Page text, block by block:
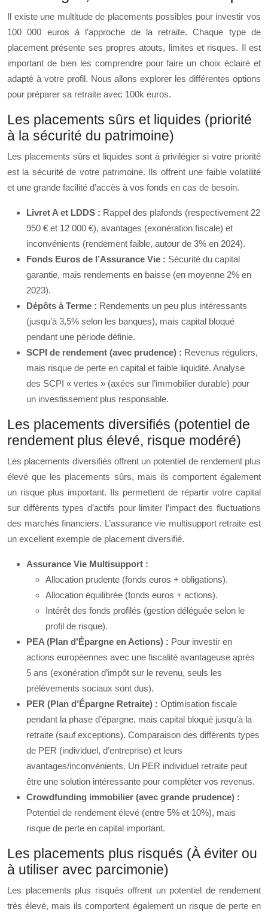
Il existe une multitude de placements possibles pour investir vos
100 000 euros à l’approche de la retraite. Chaque type de
placement présente ses propres atouts, limites et risques. Il est
important de bien les comprendre pour faire un choix éclairé et
adapté à votre profil. Nous allons explorer les différentes options
pour préparer sa retraite avec 100k euros.
Les placements sûrs et liquides (priorité
à la sécurité du patrimoine)
Les placements sûrs et liquides sont à privilégier si votre priorité
est la sécurité de votre patrimoine. Ils offrent une faible volatilité
et une grande facilité d’accès à vos fonds en cas de besoin.
Livret A et LDDS : Rappel des plafonds (respectivement 22
950 € et 12 000 €), avantages (exonération fiscale) et
inconvénients (rendement faible, autour de 3% en 2024).
Fonds Euros de l’Assurance Vie : Sécurité du capital
garantie, mais rendements en baisse (en moyenne 2% en
2023).
Dépôts à Terme : Rendements un peu plus intéressants
(jusqu’à 3,5% selon les banques), mais capital bloqué
pendant une période définie.
SCPI de rendement (avec prudence) : Revenus réguliers,
mais risque de perte en capital et faible liquidité. Analyse
des SCPI « vertes » (axées sur l’immobilier durable) pour
un investissement plus responsable.
Les placements diversifiés (potentiel de
rendement plus élevé, risque modéré)
Les placements diversifiés offrent un potentiel de rendement plus
élevé que les placements sûrs, mais ils comportent également
un risque plus important. Ils permettent de répartir votre capital
sur différents types d’actifs pour limiter l’impact des fluctuations
des marchés financiers. L’assurance vie multisupport retraite est
un excellent exemple de placement diversifié.
Assurance Vie Multisupport :
Allocation prudente (fonds euros + obligations).
Allocation équilibrée (fonds euros + actions).
Intérêt des fonds profilés (gestion déléguée selon le
profil de risque).
PEA (Plan d’Épargne en Actions) : Pour investir en
actions européennes avec une fiscalité avantageuse après
5 ans (exonération d’impôt sur le revenu, seuls les
prélèvements sociaux sont dus).
PER (Plan d’Épargne Retraite) : Optimisation fiscale
pendant la phase d’épargne, mais capital bloqué jusqu’à la
retraite (sauf exceptions). Comparaison des différents types
de PER (individuel, d’entreprise) et leurs
avantages/inconvénients. Un PER individuel retraite peut
être une solution intéressante pour compléter vos revenus.
Crowdfunding immobilier (avec grande prudence) :
Potentiel de rendement élevé (entre 5% et 10%), mais
risque de perte en capital important.
Les placements plus risqués (À éviter ou
à utiliser avec parcimonie)
Les placements plus risqués offrent un potentiel de rendement
très élevé, mais ils comportent également un risque de perte en